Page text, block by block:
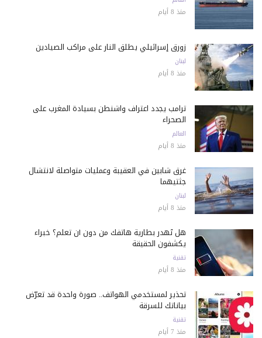
منذ 8 أيام
زورق إسرائيلي يطلق النار على مراكب الصيادين
لبنان
منذ 8 أيام
ترامب يجدد اعتراف واشنطن بسيادة المغرب على
الصحراء
العالم
منذ 8 أيام
غرق شابين في العقيبة وعمليات متواصلة لانتشال
جثتيهما
لبنان
منذ 8 أيام
هل تُهدر بطارية هاتفك من دون أن تعلم؟ خبراء
يكشفون الحقيقة
تقنية
منذ 8 أيام
تحذير لمستخدمي الهواتف.. صورة واحدة قد تعرّض
بياناتك للسرقة
تقنية
منذ 7 أيام